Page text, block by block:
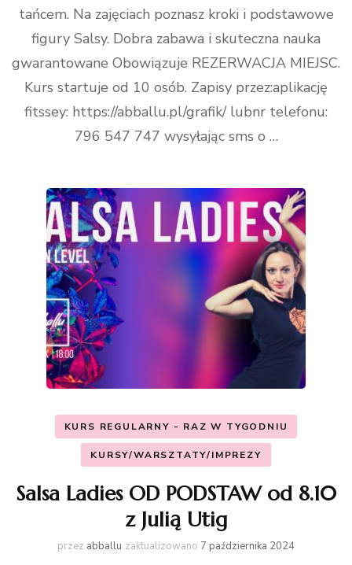
tańcem. Na zajęciach poznasz kroki i podstawowe
figury Salsy. Dobra zabawa i skuteczna nauka
gwarantowane Obowiązuje REZERWACJA MIEJSC.
Kurs startuje od 10 osób. Zapisy przez:aplikację
fitssey: https://abballu.pl/grafik/ lubnr telefonu:
796 547 747 wysyłając sms o …
KURS REGULARNY - RAZ W TYGODNIU
KURSY/WARSZTATY/IMPREZY
Salsa Ladies OD PODSTAW od 8.10
z Julią Utig
przez abballu zaktualizowano 7 października 2024